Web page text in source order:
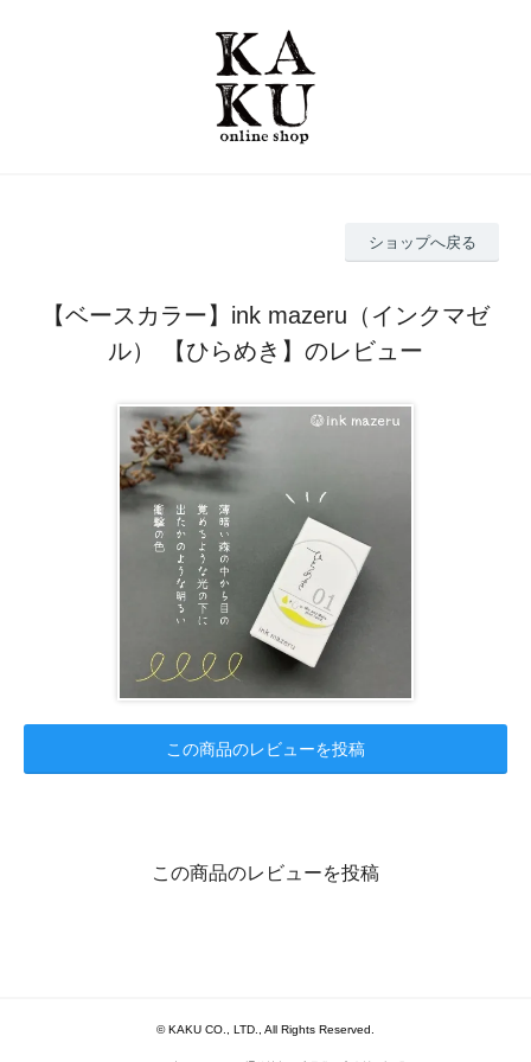
ショップへ戻る
【ベースカラー】ink mazeru（インクマゼ
ル） 【ひらめき】のレビュー
この商品のレビューを投稿
この商品のレビューを投稿
© KAKU CO., LTD., All Rights Reserved.